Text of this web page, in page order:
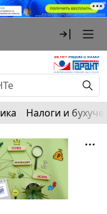
Налоги и